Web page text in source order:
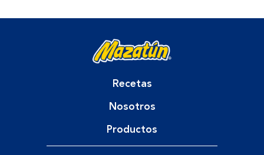
Recetas
Nosotros
Productos